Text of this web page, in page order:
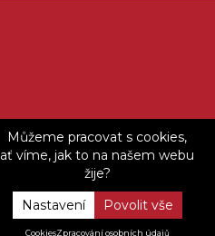
Můžeme pracovat s cookies,
ať víme, jak to na našem webu
žije?
Nastavení
CookiesZpracování osobních údajů
Copyright © 2022
EWM HIGHTEC WELDING s.r.o.
Web vytvořiloUVM interactive